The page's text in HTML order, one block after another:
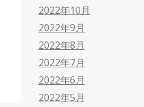
2022年10月
2022年9月
2022年8月
2022年7月
2022年6月
2022年5月